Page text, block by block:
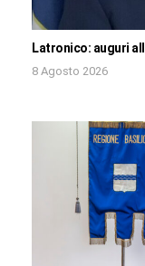
Latronico: auguri
8 Agosto 2026